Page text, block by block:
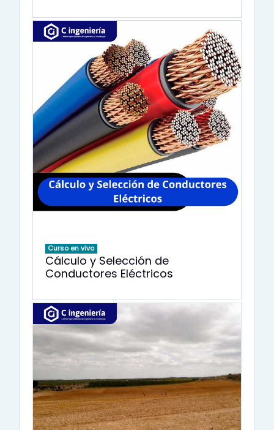
Curso en vivo
Cálculo y Selección de
Conductores Eléctricos